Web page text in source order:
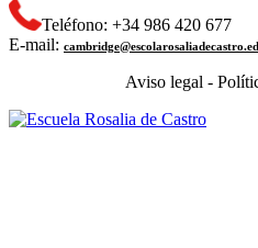
Teléfono: +34 986 420 677
E-mail:
Aviso legal -